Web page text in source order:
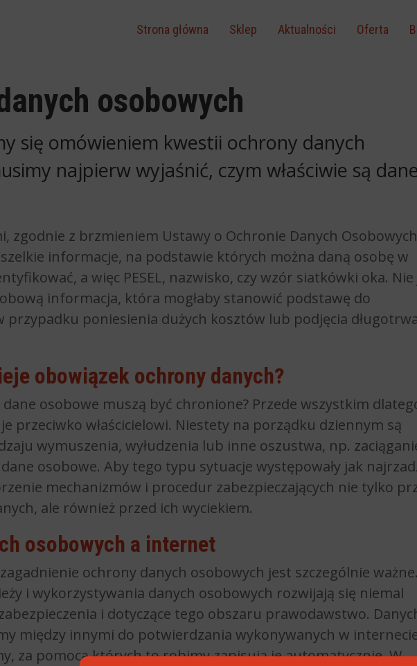
Strona główna Sklep Aktualności Oferta
osobowych
się omówieniem kwestii ochrony danych
najpierw wyjaśnić, czym właściwie są dane
zgodnie z brzmieniem Ustawy o Ochronie Danych
informacje, na podstawie których można daną osobę w
a więc PESEL, nazwisko, czy wzór siatkówki oka.
informacja, która mogłaby stanowić podstawę do
przypadku poniesienia dużych kosztów lub podjęcia
obowiązek ochrony danych?
dane osobowe muszą być chronione? Przede wszystkim
przeciwko właścicielowi. Niestety na porządku dziennym są
wymuszenia, wyłudzenia lub inne oszustwa, np.
osobowe. Aby tego typu sytuacje występowały jak
mechanizmów i procedur zabezpieczających nie tylko
ale również przed ich wyciekiem.
osobowych a internet
ochrony danych osobowych jest szczególnie ważne.
i wykorzystywania danych osobowych rozwijają się niemal
i dotyczące tego obszaru prawodawstwo.
między innymi do potwierdzania wykonywanych w
za pomocą których to robimy zapisują je automatycznie. W